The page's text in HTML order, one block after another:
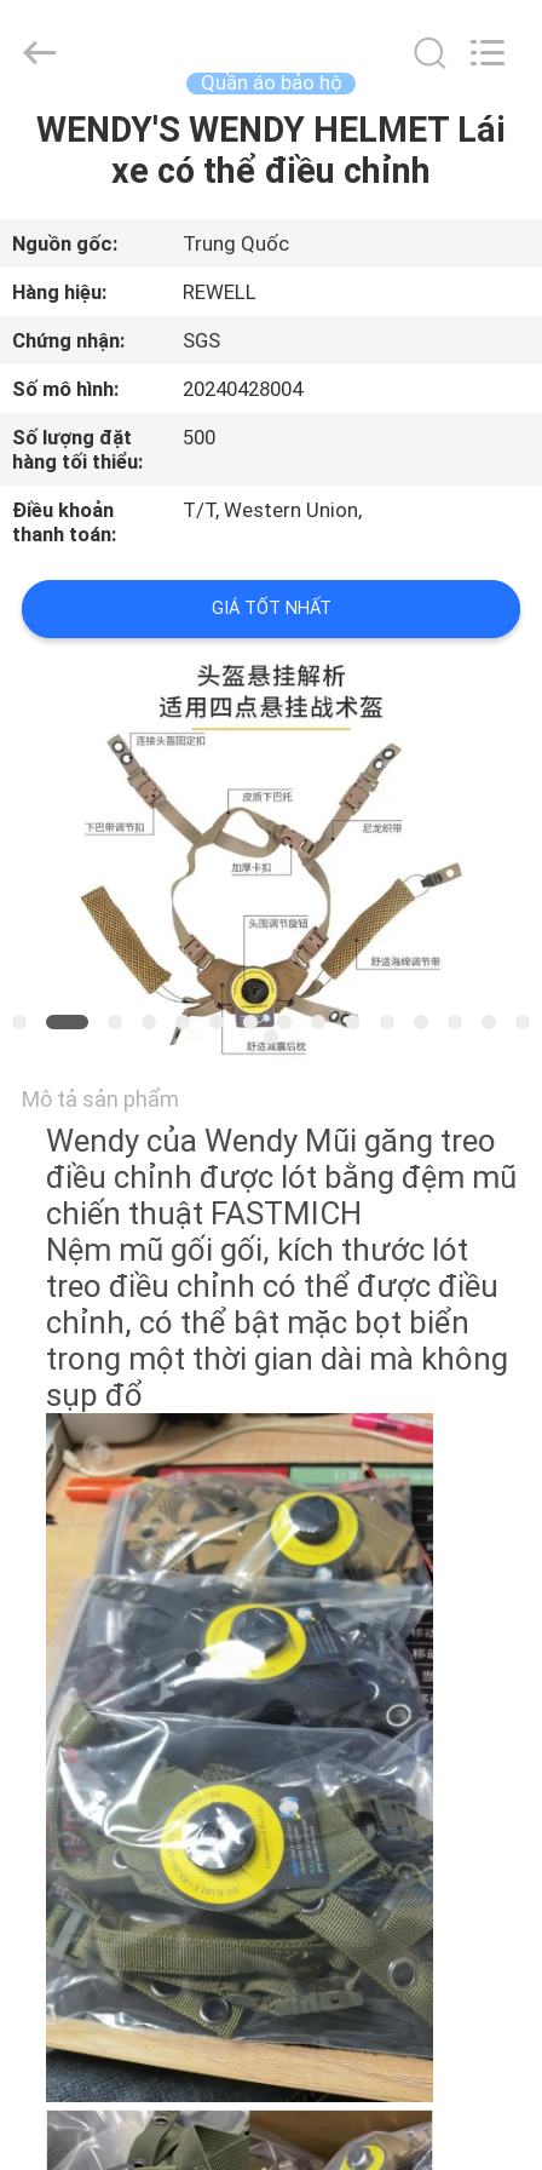
TRANG
CÁC
SẢN
PHẨM
VỀ
CHÚNG
TÔI
QUAN
NHÀ
LƯỢNG
ĐỒ
WEB
PRIVACY
POLICY
Limited.
Developed
Quần áo bảo hộ
WENDY'S WENDY HELMET Lái
xe có thể điều chỉnh
Nguồn gốc:
Trung Quốc
Hàng hiệu:
REWELL
Chứng nhận:
SGS
Số mô hình:
20240428004
Số lượng đặt
hàng tối thiểu:
500
Điều khoản
thanh toán:
T/T, Western Union,
GIÁ TỐT NHẤT
Mô tả sản phẩm
Wendy của Wendy Mũi găng treo
điều chỉnh được lót bằng đệm mũ
chiến thuật FASTMICH
Nệm mũ gối gối, kích thước lót
treo điều chỉnh có thể được điều
chỉnh, có thể bật mặc bọt biển
trong một thời gian dài mà không
sụp đổ